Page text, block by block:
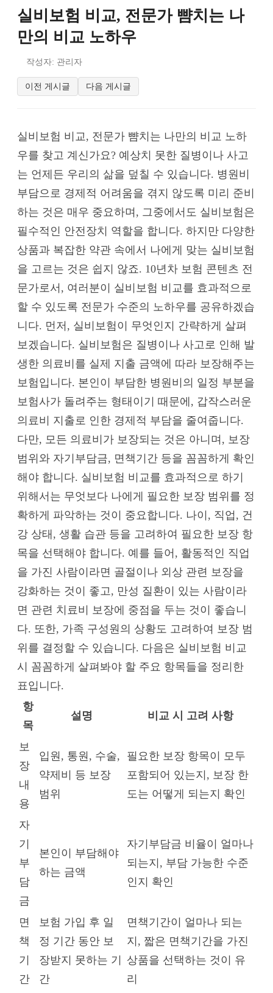
실비보험 비교, 전문가 뺨치는 나
만의 비교 노하우
작성자: 관리자
이전 게시글 다음 게시글
실비보험 비교, 전문가 뺨치는 나만의 비교 노하
우를 찾고 계신가요? 예상치 못한 질병이나 사고
는 언제든 우리의 삶을 덮칠 수 있습니다. 병원비
부담으로 경제적 어려움을 겪지 않도록 미리 준비
하는 것은 매우 중요하며, 그중에서도 실비보험은
필수적인 안전장치 역할을 합니다. 하지만 다양한
상품과 복잡한 약관 속에서 나에게 맞는 실비보험
을 고르는 것은 쉽지 않죠. 10년차 보험 콘텐츠 전
문가로서, 여러분이 실비보험 비교를 효과적으로
할 수 있도록 전문가 수준의 노하우를 공유하겠습
니다. 먼저, 실비보험이 무엇인지 간략하게 살펴
보겠습니다. 실비보험은 질병이나 사고로 인해 발
생한 의료비를 실제 지출 금액에 따라 보장해주는
보험입니다. 본인이 부담한 병원비의 일정 부분을
보험사가 돌려주는 형태이기 때문에, 갑작스러운
의료비 지출로 인한 경제적 부담을 줄여줍니다.
다만, 모든 의료비가 보장되는 것은 아니며, 보장
범위와 자기부담금, 면책기간 등을 꼼꼼하게 확인
해야 합니다. 실비보험 비교를 효과적으로 하기
위해서는 무엇보다 나에게 필요한 보장 범위를 정
확하게 파악하는 것이 중요합니다. 나이, 직업, 건
강 상태, 생활 습관 등을 고려하여 필요한 보장 항
목을 선택해야 합니다. 예를 들어, 활동적인 직업
을 가진 사람이라면 골절이나 외상 관련 보장을
강화하는 것이 좋고, 만성 질환이 있는 사람이라
면 관련 치료비 보장에 중점을 두는 것이 좋습니
다. 또한, 가족 구성원의 상황도 고려하여 보장 범
위를 결정할 수 있습니다. 다음은 실비보험 비교
시 꼼꼼하게 살펴봐야 할 주요 항목들을 정리한
표입니다.
항
목
설명 비교 시 고려 사항
보
장
내
용
입원, 통원, 수술,
약제비 등 보장
범위
필요한 보장 항목이 모두
포함되어 있는지, 보장 한
도는 어떻게 되는지 확인
자
기
부
담
금
본인이 부담해야
하는 금액
자기부담금 비율이 얼마나
되는지, 부담 가능한 수준
인지 확인
면
책
기
간
보험 가입 후 일
정 기간 동안 보
장받지 못하는 기
간
면책기간이 얼마나 되는
지, 짧은 면책기간을 가진
상품을 선택하는 것이 유
리